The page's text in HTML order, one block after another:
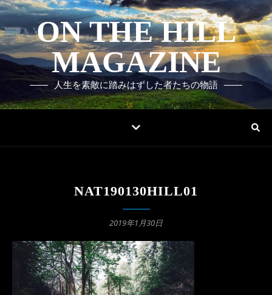
ON THE HILL
MAGAZINE
人生を素敵に踏みはずした者たちの物語
NAT190130HILL01
2019年1月30日